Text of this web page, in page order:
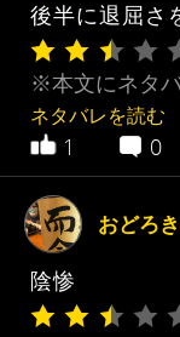
後半に退屈さ
※本文にネタ
ネタバレを読む
1 0
おどろ
陰惨